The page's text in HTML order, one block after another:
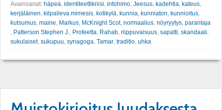
Avainsanat: häpeä, identiteettikriisi, intohimo, Jeesus, kadehtia, kateus,
kerjäläinen, kilpaileva mimesis, kotikylä, kunnia, kunniaton, kunnioitus,
kutsumus, maine, Markus, McKnight Scot, normaalius, nöyryytys, parantaja
, Patterson Stephen J., Profeetta, Rahab, riippuvaisuus, sapatti, skandaali,
sukulaiset, sukupuu, synagoga, Tamar, traditio, uhka